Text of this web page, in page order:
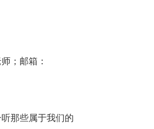
；邮箱：
那些属于我们的